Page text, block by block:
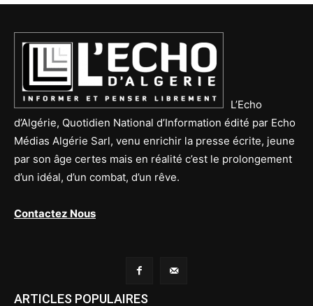
L’Echo
d’Algérie, Quotidien National d’Information édité par Echo
Médias Algérie Sarl, venu enrichir la presse écrite, jeune
par son âge certes mais en réalité c’est le prolongement
d’un idéal, d’un combat, d’un rêve.
Contactez Nous
ARTICLES POPULAIRES